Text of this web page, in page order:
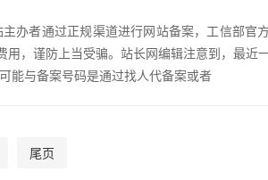
办者通过正规渠道进行网站备案，工信部官
，谨防上当受骗。站长网编辑注意到，最近
能与备案号码是通过找人代备案或者
尾页